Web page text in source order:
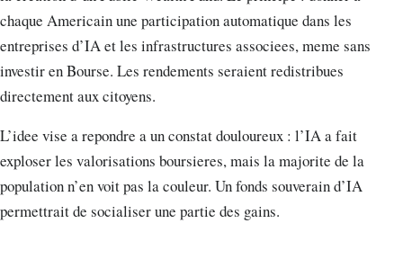
chaque Americain une participation automatique dans les
entreprises d’IA et les infrastructures associees, meme sans
investir en Bourse. Les rendements seraient redistribues
directement aux citoyens.
L’idee vise a repondre a un constat douloureux : l’IA a fait
exploser les valorisations boursieres, mais la majorite de la
population n’en voit pas la couleur. Un fonds souverain d’IA
permettrait de socialiser une partie des gains.